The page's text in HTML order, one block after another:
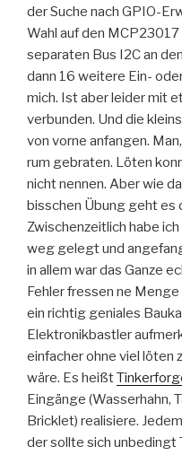
der Suche nach GPIO-
Wahl auf den
separaten Bus I2C an
dann 16 weitere Ein-
mich. Ist aber leider mit
verbunden. Und die
von vorne anfangen.
rum gebraten. Löten
nicht nennen. Aber wie
bisschen Übung geht es
Zwischenzeitlich habe
weg gelegt und
in allem war das Ganze
Fehler fressen ne
ein richtig geniales
Elektronikbastler
einfacher ohne viel löten
wäre. Es heißt
Eingänge (Wasserhahn,
Bricklet) realisiere.
der sollte sich unbedingt